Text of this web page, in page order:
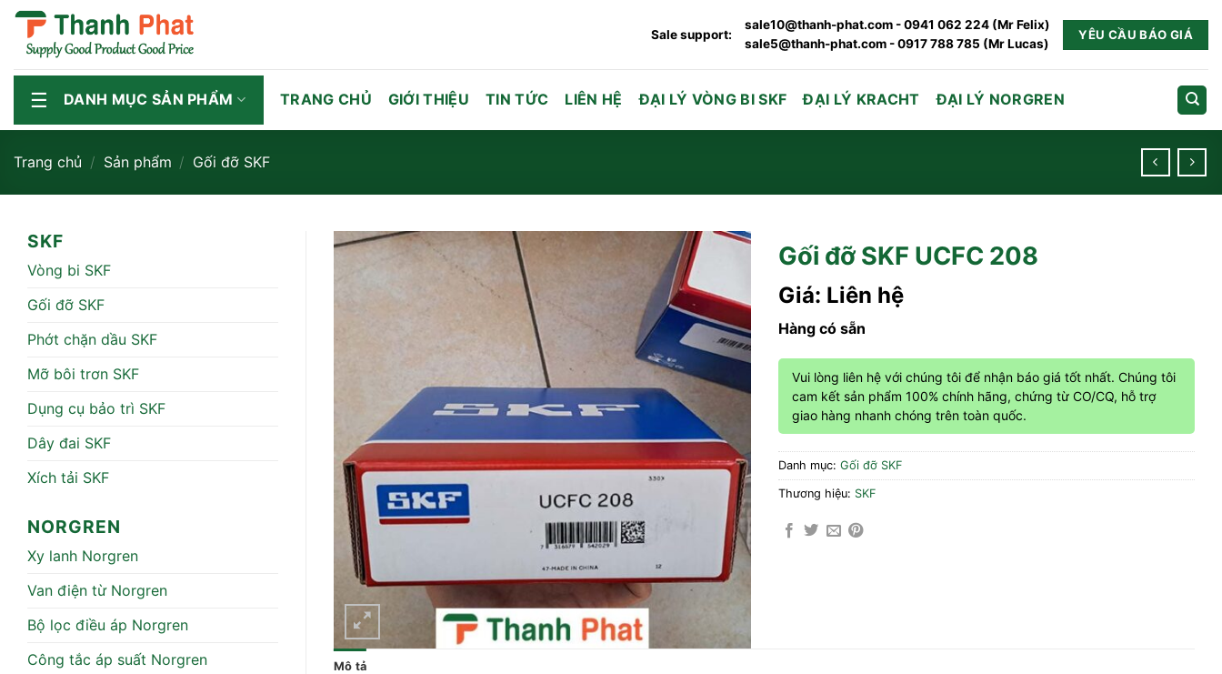
Bỏ
dung
Sale support:
sale10@thanh-phat.com - 0941 062 224 (Mr Felix)
sale5@thanh-phat.com - 0917 788 785 (Mr Lucas)
YÊU CẦU BÁO GIÁ
DANH MỤC SẢN PHẨM TRANG CHỦ GIỚI THIỆU TIN TỨC LIÊN HỆ ĐẠI LÝ VÒNG BI SKF ĐẠI LÝ KRACHT ĐẠI LÝ NORGREN
Trang chủ / Sản phẩm / Gối đỡ SKF
SKF
Vòng bi SKF
Gối đỡ SKF
Phớt chặn dầu SKF
Mỡ bôi trơn SKF
Dụng cụ bảo trì SKF
Dây đai SKF
Xích tải SKF
NORGREN
Xy lanh Norgren
Van điện từ Norgren
Bộ lọc điều áp Norgren
Công tắc áp suất Norgren
Gối đỡ SKF UCFC 208
Giá: Liên hệ
Hàng có sẵn
Vui lòng liên hệ với chúng tôi để nhận báo giá tốt nhất. Chúng tôi
cam kết sản phẩm 100% chính hãng, chứng từ CO/CQ, hỗ trợ
giao hàng nhanh chóng trên toàn quốc.
Danh mục: Gối đỡ SKF
Thương hiệu: SKF
Mô tả